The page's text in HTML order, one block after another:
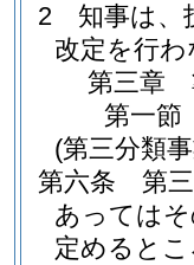
2
知事は、
改定を行
第三章
第一節
(第三分類
第六条
第
あっては
定めると